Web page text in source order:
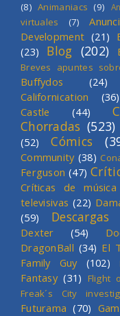
(8) Animaniacs (9)
virtuales
(7)
Development (21)
(23)
Blog (202)
Breves apuntes
Buffydos (24)
Californication
(36)
Castle
(44)
Chorradas (523)
(52)
Cómics
Community (38)
Ferguson (47)
Críticas de música
televisivas (22)
(59)
Dexter (54)
DragonBall (34) El
Family Guy
(102)
Fantasy (31) Flight
Freak´s City
Futurama (70)